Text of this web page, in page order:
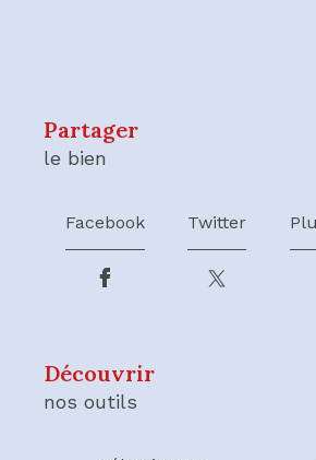
partager
le bien
Facebook Twitter
découvrir
nos outils